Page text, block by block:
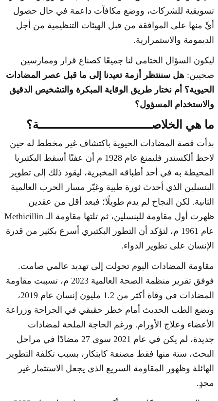
تسويقية للشركات، ووضع مكافآت داعمة في حال حصول
أيٍّ منها على الموافقة من قبل الهيئات التنظيمية من أجل
الديمومة والاستمرارية.
ليكون السؤال الختامي لنا جميعًا كصناع قرار وممارسين
صحيين: هل سننتظر أزمة تعيدنا إلى ما قبل عصر المضادات
الحيوية؟ أم نختار طريق الوقاية المبكرة والتشخيص الدقيق
والاستخدام المسؤول؟
ما هي الخلاصـــــــــــــــــــــــــــــــــة؟
بدأت قصة المضادات الحيوية باكتشاف غير مخطط له حين
لاحظ ألكسندر فليمنغ عام 1928 م أن عفنًا أسقط البكتيريا
المحيطة به في أحد أطباقه المخبرية، ليقود ذلك إلى تطوير
البنسلين الذي أحدث ثورة طبية وغيّر مسار الحرب العالمية
الثانية. لكن النجاح لم يدم طويلًا؛ فبعد أقل من عقدين
ظهرت أول مقاومة للبنسلين، ثم تلتها مقاومة الـ Methicillin
عام 1961 م، لتؤكد أن التطور البكتيري أسرع بكثير من قدرة
الإنسان على تطوير الدواء.
مقاومة المضادات اليوم تحولت إلى تهديد عالمي صامت.
فوفق تقرير منظمة الصحة العالمية 2023 م، تسببت مقاومة
المضادات في وفاة أكثر من 1.2 مليون إنسان عام 2019،
وتضع الطب الحديث أمام خطر حقيقي في الجراحة وزراعة
الأعضاء وعلاج الأورام. ورغم الحاجة الملحة لمضادات
جديدة، لم يكن في عام 2021 سوى 27 مضادًا في مراحل
البحث، ستة منها فقط مصنفة كابتكار، بسبب تكلفة التطوير
الهائلة وظهور المقاومة السريع الذي يجعل الاستثمار غير
مجدٍ.